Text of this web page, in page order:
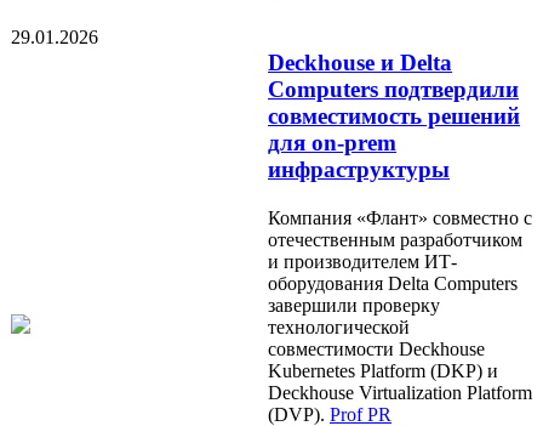
29.01.2026
Deckhouse и Delta
Computers подтвердили
совместимость решений
для on-prem
инфраструктуры
Компания «Флант» совместно с
отечественным разработчиком
и производителем ИТ-
оборудования Delta Computers
завершили проверку
технологической
совместимости Deckhouse
Kubernetes Platform (DKP) и
Deckhouse Virtualization Platform
(DVP). Prof PR